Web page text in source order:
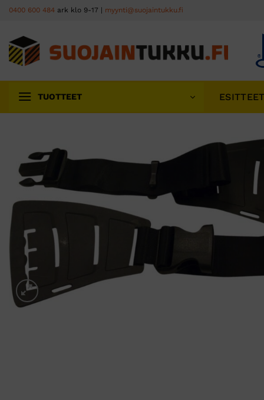
Skip
content
0400 600 484 ark klo 9-17 | myynti@suojaintukku.fi
TUOTTEET ESITTEET